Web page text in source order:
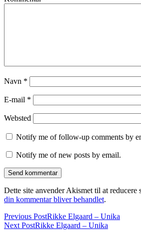
Navn *
E-mail *
Websted
Notify me of follow-up comments by
Notify me of new posts by email.
Dette site anvender Akismet til at reducere
din kommentar bliver behandlet.
Previous PostRikke Elgaard – Unika
Next PostRikke Elgaard – Unika